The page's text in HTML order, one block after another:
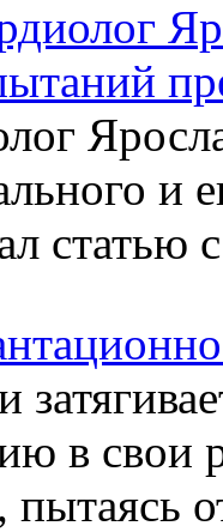
и
статью
в свои